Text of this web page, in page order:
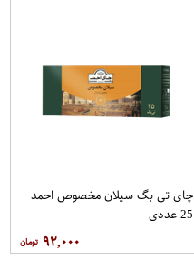
چای تی بگ سیلان مخصوص احمد
25 عددی
۹۲,۰۰۰